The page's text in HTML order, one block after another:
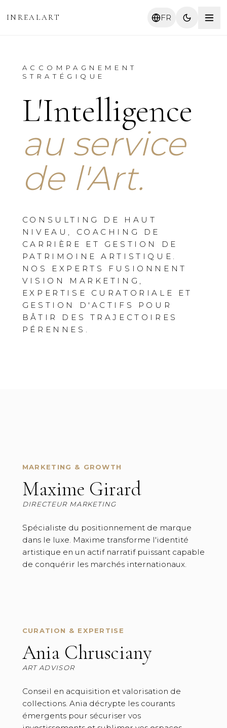
INREALART FR
ACCOMPAGNEMENT
STRATÉGIQUE
L'Intelligence
au service
de l'Art.
CONSULTING DE HAUT
NIVEAU, COACHING DE
CARRIÈRE ET GESTION DE
PATRIMOINE ARTISTIQUE.
NOS EXPERTS FUSIONNENT
VISION MARKETING,
EXPERTISE CURATORIALE ET
GESTION D'ACTIFS POUR
BÂTIR DES TRAJECTOIRES
PÉRENNES.
MARKETING & GROWTH
Maxime Girard
DIRECTEUR MARKETING
Spécialiste du positionnement de marque
dans le luxe. Maxime transforme l'identité
artistique en un actif narratif puissant capable
de conquérir les marchés internationaux.
CURATION & EXPERTISE
Ania Chrusciany
ART ADVISOR
Conseil en acquisition et valorisation de
collections. Ania décrypte les courants
émergents pour sécuriser vos